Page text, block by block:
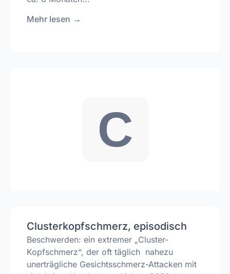
Mehr lesen →
C
Clusterkopfschmerz, episodisch
Beschwerden: ein extremer „Cluster-
Kopfschmerz“, der oft täglich nahezu
unerträgliche Gesichtsschmerz-Attacken mit